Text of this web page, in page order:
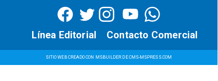
SITIO WEB CREADO CON MSBUILDER DE CMS-MSPRESS.COM
Contacto Comercial
Línea Editorial